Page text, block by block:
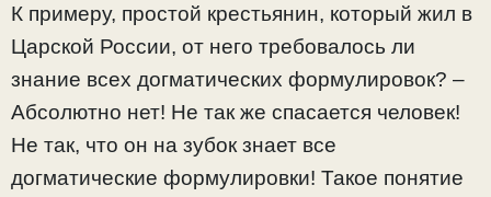
К примеру, простой крестьянин, который жил в
Царской России, от него требовалось ли
знание всех догматических формулировок? –
Абсолютно нет! Не так же спасается человек!
Не так, что он на зубок знает все
догматические формулировки! Такое понятие